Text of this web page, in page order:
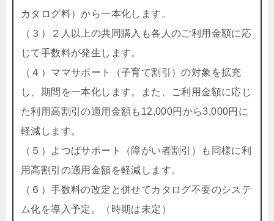
カタログ料）から一本化します。
（３）２人以上の共同購入も各人のご利用金額に応
じて手数料が発生します。
（４）ママサポート（子育て割引）の対象を拡充
し、期間を一本化します。また、ご利用金額に応じ
た利用高割引の適用金額も12,000円から3,000円に
軽減します。
（５）よつばサポート（障がい者割引）も同様に利
用高割引の適用金額を軽減します。
（６）手数料の改定と併せてカタログ不要のシステ
ム化を導入予定。（時期は未定）